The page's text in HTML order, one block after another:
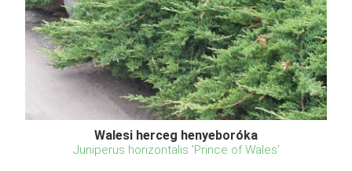
Walesi herceg henyeboróka
Juniperus horizontalis 'Prince of Wales'